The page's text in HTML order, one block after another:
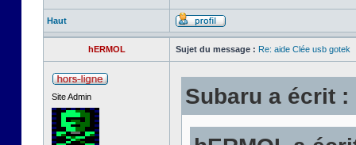
Haut
hERMOL Sujet du message : Re: aide Clée usb gotek
Site Admin
Subaru a écrit :